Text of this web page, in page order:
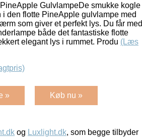
GulvlampeDe smukke kogle
i den flotte PineApple gulvlampe med
som giver et perfekt lys. Du får med
både det fantastiske flotte
elegant lys i rummet. Produ (Læs
» Køb nu »
og Luxlight.dk, som begge tilbyder